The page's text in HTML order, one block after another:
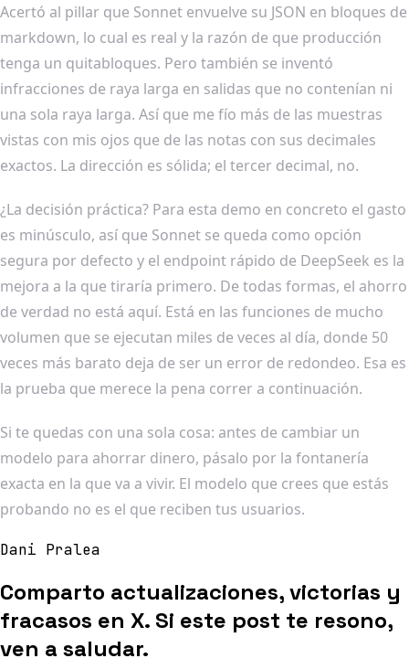
Acertó al pillar que Sonnet envuelve su JSON en bloques de
markdown, lo cual es real y la razón de que producción
tenga un quitabloques. Pero también se inventó
infracciones de raya larga en salidas que no contenían ni
una sola raya larga. Así que me fío más de las muestras
vistas con mis ojos que de las notas con sus decimales
exactos. La dirección es sólida; el tercer decimal, no.
¿La decisión práctica? Para esta demo en concreto el gasto
es minúsculo, así que Sonnet se queda como opción
segura por defecto y el endpoint rápido de DeepSeek es la
mejora a la que tiraría primero. De todas formas, el ahorro
de verdad no está aquí. Está en las funciones de mucho
volumen que se ejecutan miles de veces al día, donde 50
veces más barato deja de ser un error de redondeo. Esa es
la prueba que merece la pena correr a continuación.
Si te quedas con una sola cosa: antes de cambiar un
modelo para ahorrar dinero, pásalo por la fontanería
exacta en la que va a vivir. El modelo que crees que estás
probando no es el que reciben tus usuarios.
Dani Pralea
Comparto actualizaciones, victorias y
fracasos en X. Si este post te resono,
ven a saludar.